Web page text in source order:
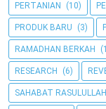
PERTANIAN (10)
PRODUK BARU (3)
RAMADHAN BERKAH
RESEARCH (6)
SAHABAT